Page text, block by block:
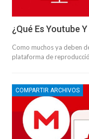
¿Qué Es Youtube
Como muchos ya deben
plataforma de
COMPARTIR ARCHIVOS